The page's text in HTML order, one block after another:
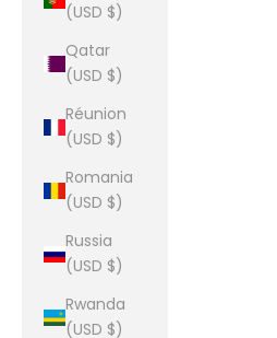
(USD $)
Qatar
(USD $)
Réunion
(USD $)
Romania
(USD $)
Russia
(USD $)
Rwanda
(USD $)